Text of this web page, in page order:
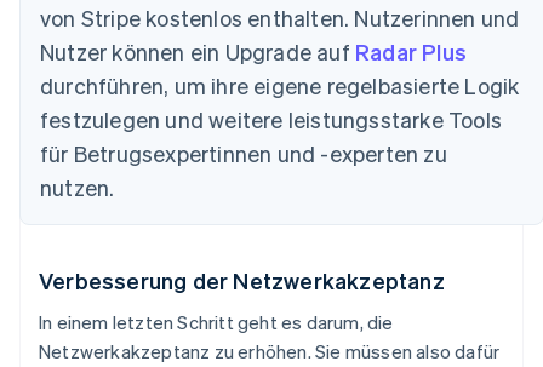
von Stripe kostenlos enthalten. Nutzerinnen und
Nutzer können ein Upgrade auf Radar Plus
durchführen, um ihre eigene regelbasierte Logik
festzulegen und weitere leistungsstarke Tools
für Betrugsexpertinnen und -experten zu
nutzen.
Verbesserung der Netzwerkakzeptanz
In einem letzten Schritt geht es darum, die
Netzwerkakzeptanz zu erhöhen. Sie müssen also dafür